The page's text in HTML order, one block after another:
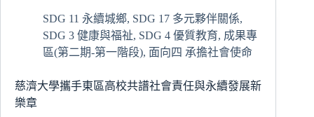
打
造
我
的
生
SDG 11 永續城鄉, SDG 17 多元夥伴關係,
SDG 3 健康與福祉, SDG 4 優質教育, 成果專
區(第二期-第一階段), 面向四 承擔社會使命
慈濟大學攜手東區高校共譜社會責任與永續發展新
樂章